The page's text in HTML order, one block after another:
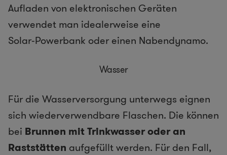
Aufladen von elektronischen Geräten
verwendet man idealerweise eine
Solar‑Powerbank oder einen Nabendynamo.
Wasser
Für die Wasserversorgung unterwegs eignen
sich wiederverwendbare Flaschen. Die können
bei Brunnen mit Trinkwasser oder an
Raststätten aufgefüllt werden. Für den Fall,